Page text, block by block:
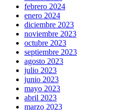
febrero 2024
enero 2024
diciembre 2023
noviembre 2023
octubre 2023
septiembre 2023
agosto 2023
julio 2023
junio 2023
mayo 2023
abril 2023
marzo 2023